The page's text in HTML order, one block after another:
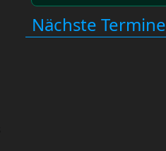
Nächste Termine